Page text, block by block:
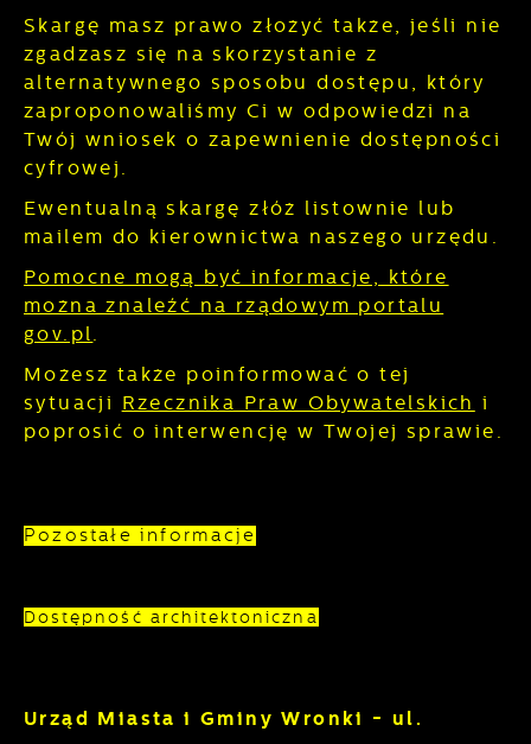
Skargę masz prawo złożyć także, jeśli nie
zgadzasz się na skorzystanie z
alternatywnego sposobu dostępu, który
zaproponowaliśmy Ci w odpowiedzi na
Twój wniosek o zapewnienie dostępności
cyfrowej.
Ewentualną skargę złóż listownie lub
mailem do kierownictwa naszego urzędu.
Pomocne mogą być informacje, które
można znaleźć na rządowym portalu
gov.pl.
Możesz także poinformować o tej
sytuacji Rzecznika Praw Obywatelskich i
poprosić o interwencję w Twojej sprawie.
Pozostałe informacje
Dostępność architektoniczna
Urząd Miasta i Gminy Wronki - ul.